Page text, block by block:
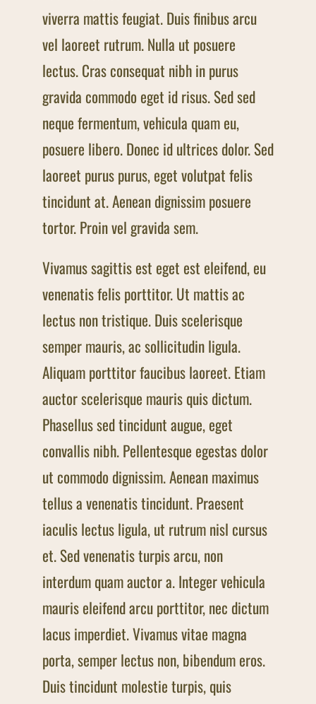
viverra mattis feugiat. Duis finibus arcu
vel laoreet rutrum. Nulla ut posuere
lectus. Cras consequat nibh in purus
gravida commodo eget id risus. Sed sed
neque fermentum, vehicula quam eu,
posuere libero. Donec id ultrices dolor. Sed
laoreet purus purus, eget volutpat felis
tincidunt at. Aenean dignissim posuere
tortor. Proin vel gravida sem.
Vivamus sagittis est eget est eleifend, eu
venenatis felis porttitor. Ut mattis ac
lectus non tristique. Duis scelerisque
semper mauris, ac sollicitudin ligula.
Aliquam porttitor faucibus laoreet. Etiam
auctor scelerisque mauris quis dictum.
Phasellus sed tincidunt augue, eget
convallis nibh. Pellentesque egestas dolor
ut commodo dignissim. Aenean maximus
tellus a venenatis tincidunt. Praesent
iaculis lectus ligula, ut rutrum nisl cursus
et. Sed venenatis turpis arcu, non
interdum quam auctor a. Integer vehicula
mauris eleifend arcu porttitor, nec dictum
lacus imperdiet. Vivamus vitae magna
porta, semper lectus non, bibendum eros.
Duis tincidunt molestie turpis, quis